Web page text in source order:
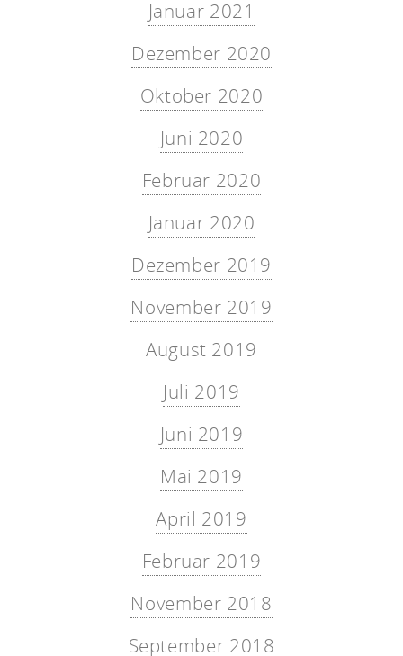
Januar 2021
Dezember 2020
Oktober 2020
Juni 2020
Februar 2020
Januar 2020
Dezember 2019
November 2019
August 2019
Juli 2019
Juni 2019
Mai 2019
April 2019
Februar 2019
November 2018
September 2018